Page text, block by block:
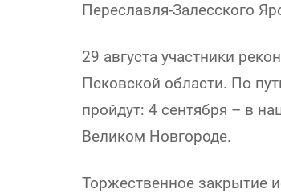
Переславля-Залесского
29 августа участники
Псковской области. По
пройдут: 4 сентября – в
Великом Новгороде.
Торжественное закрытие